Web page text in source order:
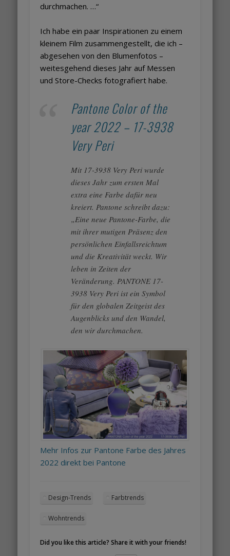
durchmachen. …“
Ich habe ein paar Inspirationen zu einem
kleinem Film zusammengestellt, die ich –
abgesehen von den Blumenfotos –
weitesgehend dieses Jahr auf Messen
und Store-Checks fotografiert habe.
Pantone Color of the
year 2022 – 17-3938
Very Peri
Mit 17-3938 Very Peri wurde
dieses Jahr zum ersten Mal
extra eine Farbe dafür neu
kreiert. Pantone schreibt dazu:
„Eine neue Pantone-Farbe, die
mit ihrer mutigen Präsenz den
persönlichen Einfallsreichtum
und die Kreativität weckt. Wir
leben in Zeiten der
Veränderung. PANTONE 17-
3938 Very Peri ist ein Symbol
für den globalen Zeitgeist des
Augenblicks und den Wandel,
den wir durchmachen.
Mehr Infos zur Pantone Farbe des Jahres
2022 direkt bei Pantone
Design-Trends Farbtrends
Wohntrends
Did you like this article? Share it with your friends!